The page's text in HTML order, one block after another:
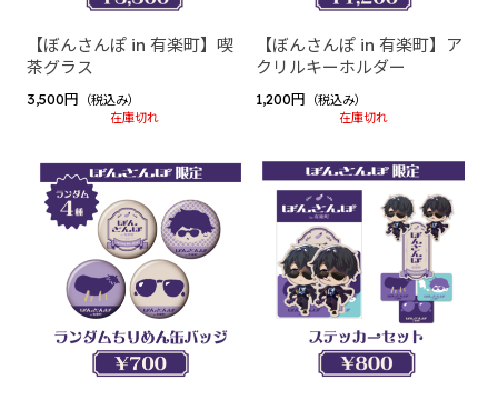
結成7周年記念グッズ
PICOPARK2コラボグッズ
ぼんじゅうる（ドズル社）
リモしるLIVE
リモしる LIVE in Yokohama Arena OFFICIAL GOO
Dream Again with JUNG HAEIN
【ぼんさんぽ in 有楽町】喫
茶グラス
3,500円 （税込み）
在庫切れ
【ぼんさんぽ in 有楽町】ア
クリルキーホルダー
1,200円 （税込み）
在庫切れ